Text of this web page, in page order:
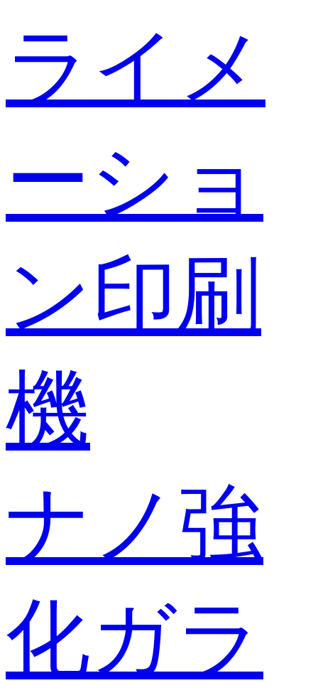
ライメ
ーショ
ン印刷
機
ナノ強
化ガラ